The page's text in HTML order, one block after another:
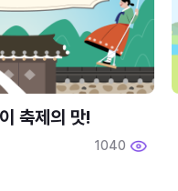
축제의 맛!
1040